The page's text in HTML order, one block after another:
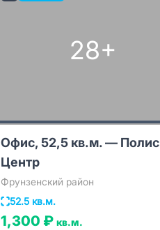
28+
Офис, 52,5 кв.м. — Полис
Центр
Фрунзенский район
52.5 кв.м.
1,300 ₽кв.м.